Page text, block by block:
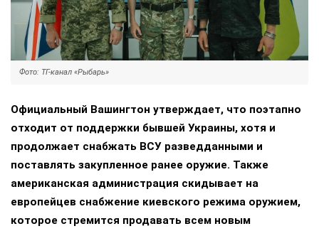
Фото: ТГ-канал «Рыбарь»
Официальный Вашингтон утверждает, что поэтапно
отходит от поддержки бывшей Украины, хотя и
продолжает снабжать ВСУ разведданными и
поставлять закупленное ранее оружие. Также
американская администрация скидывает на
европейцев снабжение киевского режима оружием,
которое стремится продавать всем новым